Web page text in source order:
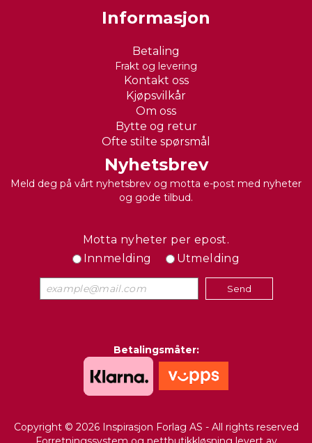
Informasjon
Betaling
Frakt og levering
Kontakt oss
Kjøpsvilkår
Om oss
Bytte og retur
Ofte stilte spørsmål
Nyhetsbrev
Meld deg på vårt nyhetsbrev og motta e-post med nyheter
og gode tilbud.
Motta nyheter per epost.
Innmelding
Utmelding
Betalingsmåter:
Copyright © 2026 Inspirasjon Forlag AS - All rights reserved